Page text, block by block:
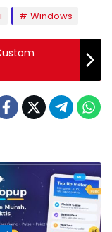
Windows